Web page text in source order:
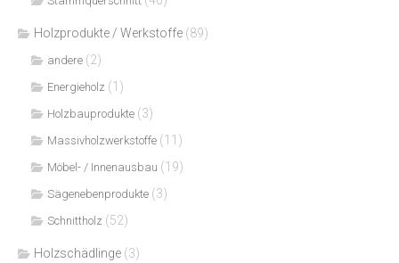
Holzprodukte / Werkstoffe (89)
andere (2)
Energieholz (1)
Holzbauprodukte (3)
Massivholzwerkstoffe (11)
Möbel- / Innenausbau (19)
Sägenebenprodukte (3)
Schnittholz (52)
Holzschädlinge (3)